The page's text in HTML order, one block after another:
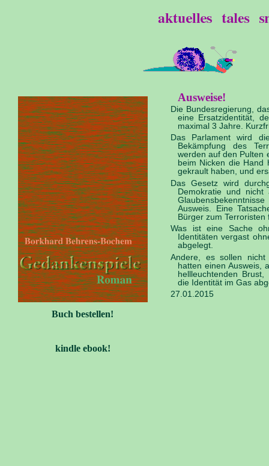
Buch bestellen!
kindle ebook!
Ausweise!
Die Bundesregierung,
eine Ersatzidentität,
maximal 3 Jahre.
Das Parlament wird
Bekämpfung des
werden auf den Pulten
beim Nicken die Hand
gekrault haben, und
Das Gesetz wird
Demokratie und
Ausweis. Eine
Bürger zum Terroristen
Was ist eine Sache
Identitäten vergast
abgelegt.
Andere, es sollen
hatten einen Ausweis,
hellleuchtenden
die Identität im Gas
27.01.2015